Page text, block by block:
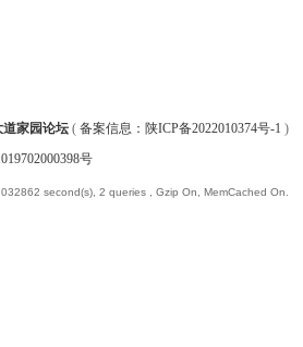
道家园论坛( 备案信息：陕ICP备2022010374号-1 )
号
second(s), 2 queries , Gzip On, MemCached On.